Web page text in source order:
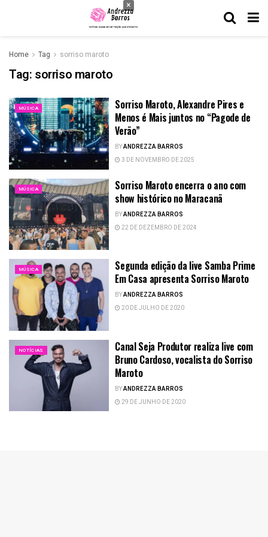
Home Tag sorriso maroto
Tag: sorriso maroto
MÚSICA
Sorriso Maroto, Alexandre Pires e
Menos é Mais juntos no “Pagode de
Verão”
BYANDREZZA BARROS
3 DE NOVEMBRO DE 2025
MÚSICA
Sorriso Maroto encerra o ano com
show histórico no Maracanã
BYANDREZZA BARROS
22 DE DEZEMBRO DE 2024
MÚSICA
Segunda edição da live Samba Prime
Em Casa apresenta Sorriso Maroto
BYANDREZZA BARROS
20 DE JULHO DE 2020
NOTÍCIAS
Canal Seja Produtor realiza live com
Bruno Cardoso, vocalista do Sorriso
Maroto
BYANDREZZA BARROS
29 DE JUNHO DE 2020
×